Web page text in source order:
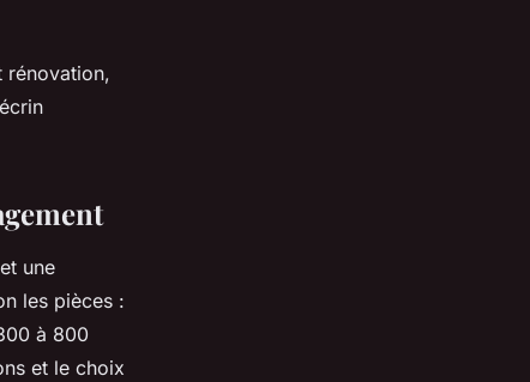
rénovation,
et une
les pièces :
à 800
et le choix